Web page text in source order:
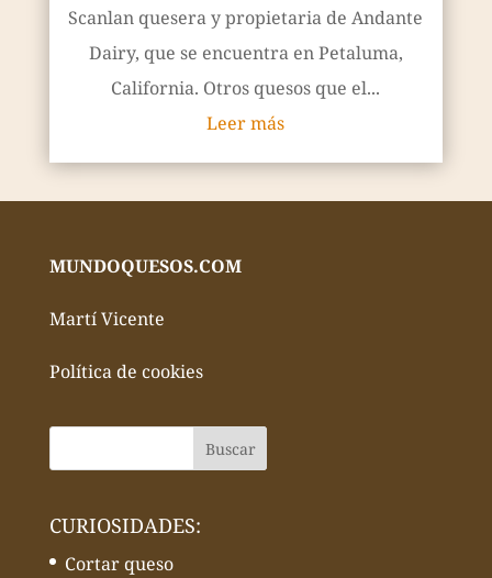
Scanlan quesera y propietaria de Andante
Dairy, que se encuentra en Petaluma,
California. Otros quesos que el...
Leer más
MUNDOQUESOS.COM
Martí Vicente
Política de cookies
CURIOSIDADES:
Cortar queso